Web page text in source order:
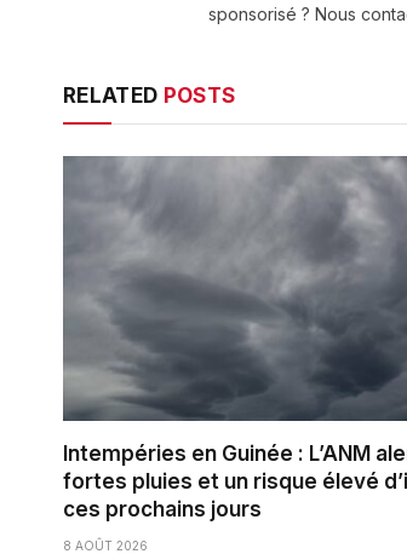
sponsorisé ? Nous
RELATED POSTS
Intempéries en Guinée : L’ANM
fortes pluies et un risque élevé
ces prochains jours
8 AOÛT 2026